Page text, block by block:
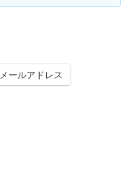
メールアドレス